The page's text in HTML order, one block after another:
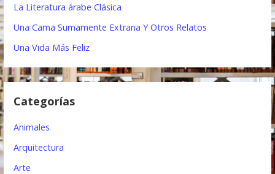
ó
d
n
La Literatura árabe Clásica
Una Cama Sumamente Extrana Y Otros Relatos
Una Vida Más Feliz
Categorías
Animales
Arquitectura
Arte